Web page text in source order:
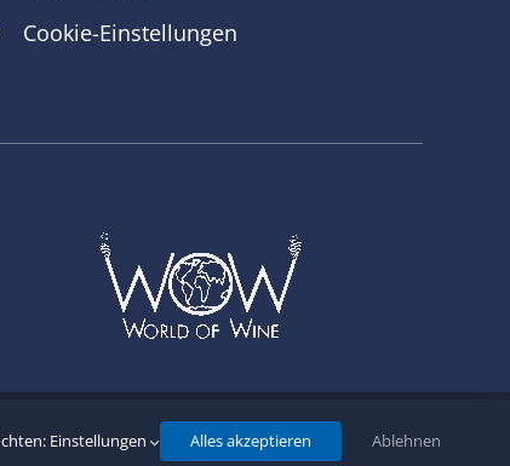
Cookie-Einstellungen
Einstellungen Alles akzeptieren Ablehnen